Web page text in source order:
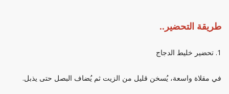
طريقة التحضير..
1. تحضير خليط الدجاج
في مقلاة واسعة، يُسخن قليل من الزيت ثم يُضاف البصل حتى يذبل.